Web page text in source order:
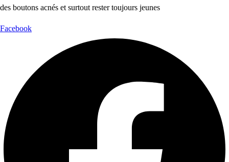
des boutons acnés et surtout rester toujours jeunes
Facebook